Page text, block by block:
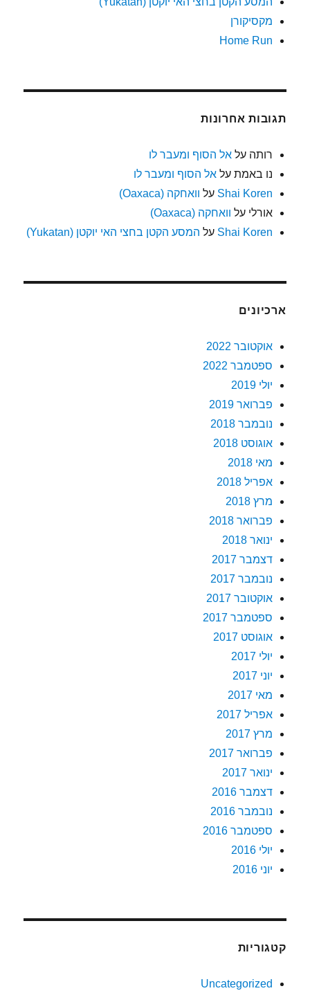
מקסיקורן
Home Run
תגובות אחרונות
רותה עלאל הסוף ומעבר לו
נו באמת עלאל הסוף ומעבר לו
Shai Koren על וואחקה (Oaxaca)
אורלי על וואחקה (Oaxaca)
Shai Koren על המסע הקטן בחצי האי יוקטן (Yukatan)
ארכיונים
אוקטובר 2022
ספטמבר 2022
יולי 2019
פברואר 2019
נובמבר 2018
אוגוסט 2018
מאי 2018
אפריל 2018
מרץ 2018
פברואר 2018
ינואר 2018
דצמבר 2017
נובמבר 2017
אוקטובר 2017
ספטמבר 2017
אוגוסט 2017
יולי 2017
יוני 2017
מאי 2017
אפריל 2017
מרץ 2017
פברואר 2017
ינואר 2017
דצמבר 2016
נובמבר 2016
ספטמבר 2016
יולי 2016
יוני 2016
קטגוריות
Uncategorized